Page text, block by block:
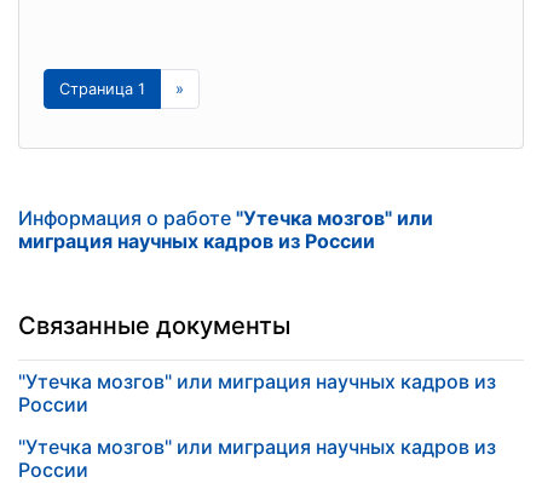
Страница 1 »
Информация о работе "Утечка мозгов" или
миграция научных кадров из России
Связанные документы
"Утечка мозгов" или миграция научных кадров из
России
"Утечка мозгов" или миграция научных кадров из
России